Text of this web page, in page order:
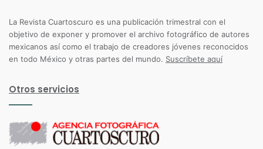
La Revista Cuartoscuro es una publicación trimestral con el
objetivo de exponer y promover el archivo fotográfico de autores
mexicanos así como el trabajo de creadores jóvenes reconocidos
en todo México y otras partes del mundo. Suscríbete aquí
Otros servicios